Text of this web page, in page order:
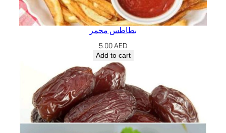
بطاطس محمر
5.00AED
Add to cart